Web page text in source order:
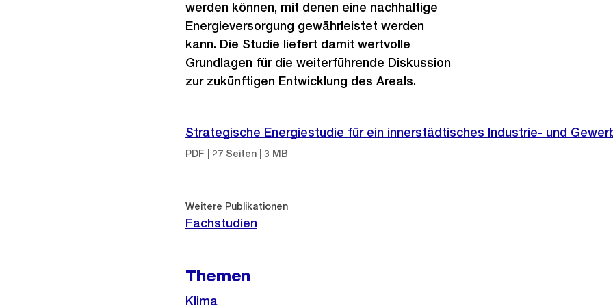
werden können, mit denen eine nachhaltige
Energieversorgung gewährleistet werden
kann. Die Studie liefert damit wertvolle
Grundlagen für die weiterführende Diskussion
zur zukünftigen Entwicklung des Areals.
Strategische Energiestudie für ein innerstädtisches Industrie- und
PDF | 27 Seiten | 3 MB
Weitere Publikationen
Fachstudien
Themen
Klima